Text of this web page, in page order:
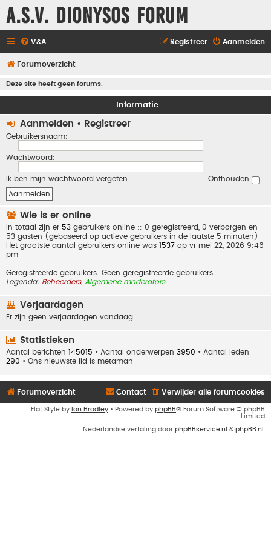
A.S.V. Dionysos Forum
V&A Aanmelden
Registreer
Forumoverzicht
Deze site heeft geen forums.
Informatie
Aanmelden • Registreer
Gebruikersnaam:
Wachtwoord:
Ik ben mijn wachtwoord vergeten Onthouden
Wie is er online
In totaal zijn er 53 gebruikers online :: 0 geregistreerd, 0 verborgen en
53 gasten (gebaseerd op actieve gebruikers in de laatste 5 minuten)
Het grootste aantal gebruikers online was 1537 op vr mei 22, 2026 9:46
pm
Geregistreerde gebruikers: Geen geregistreerde gebruikers
Legenda: Beheerders, Algemene moderators
Verjaardagen
Er zijn geen verjaardagen vandaag.
Statistieken
Aantal berichten 145015 • Aantal onderwerpen 3950 • Aantal leden
290 • Ons nieuwste lid is metaman
Forumoverzicht Verwijder alle forumcookies
Contact
Flat Style by Ian Bradley • Powered by phpBB® Forum Software © phpBB
Limited
Nederlandse vertaling door phpBBservice.nl & phpBB.nl